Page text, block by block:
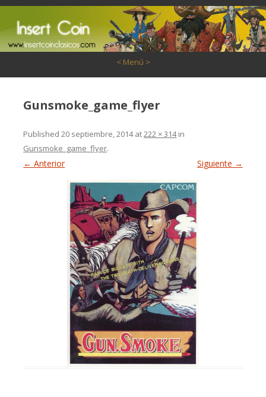
< Menú >
Gunsmoke_game_flyer
Published20 septiembre, 2014at222 × 314in
Gunsmoke_game_flyer.
← Anterior Siguiente →